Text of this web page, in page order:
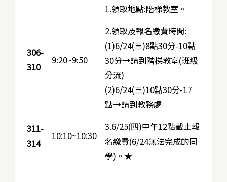
1.領取地點:階梯教室。
2.領取及報名繳費時間:
(1)6/24(三)8點30分-10點
30分→請到階梯教室(班級
分流)
(2)6/24(三)10點30分-17
點→請到教務處
3.6/25(四)中午12點截止報
名繳費(6/24無法完成的同
學)。★
306-
310
9:20~9:50
311-
314
10:10~10:30